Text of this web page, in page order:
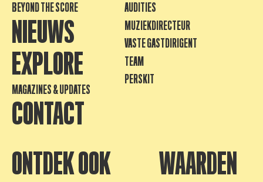
BEYOND THE SCORE
NIEUWS
EXPLORE
MAGAZINES & UPDATES
CONTACT
AUDITIES
MUZIEKDIRECTEUR
VASTE GASTDIRIGENT
TEAM
PERSKIT
ONTDEK OOK WAARDEN